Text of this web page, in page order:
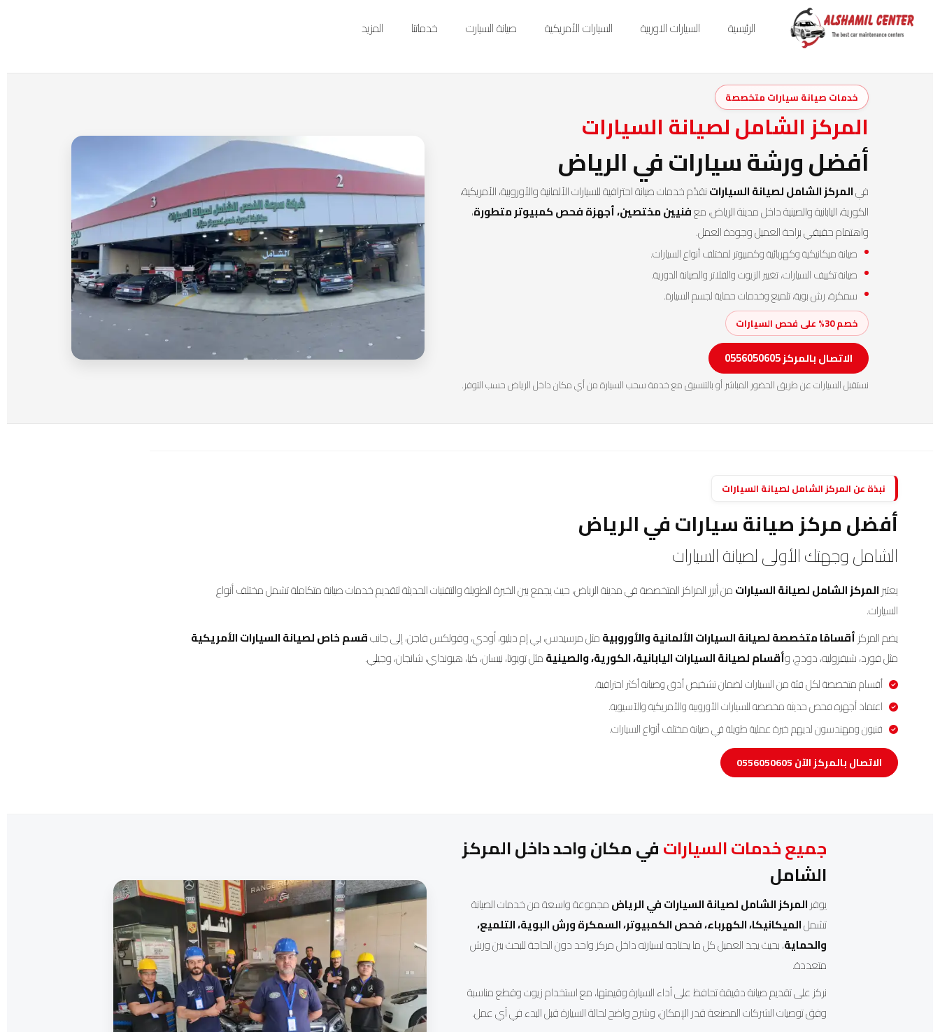
الرئيسية السيارات الاوربية السيارات الأمريكية صيانة السيارت خدماتنا المزيد
خدمات صيانة سيارات متخصصة
المركز الشامل لصيانة السيارات
أفضل ورشة سيارات في الرياض
فيالمركز الشامل لصيانة السياراتنقدّم خدمات صيانة احترافية للسيارات الألمانية والأوروبية، الأمريكية،
الكورية، اليابانية والصينية داخل مدينة الرياض، معفنيين مختصين، أجهزة فحص كمبيوتر متطورة،
واهتمام حقيقي براحة العميل وجودة العمل.
صيانة ميكانيكية وكهربائية وكمبيوتر لمختلف أنواع السيارات.
صيانة تكييف السيارات، تغيير الزيوت والفلاتر والصيانة الدورية.
سمكرة، رش بوية، تلميع وخدمات حماية لجسم السيارة.
خصم 30% على فحص السيارات
الاتصال بالمركز 0556050605
نستقبل السيارات عن طريق الحضور المباشر أو بالتنسيق مع خدمة سحب السيارة من أي مكان داخل الرياض حسب التوفر.
نبذة عن المركز الشامل لصيانة السيارات
أفضل مركز صيانة سيارات في الرياض
الشامل وجهتك الأولى لصيانة السيارات
يعتبرالمركز الشامل لصيانة السياراتمن أبرز المراكز المتخصصة في مدينة الرياض، حيث يجمع بين الخبرة الطويلة والتقنيات الحديثة لتقديم خدمات صيانة متكاملة تشمل مختلف أنواع
السيارات.
يضم المركزأقسامًا متخصصة لصيانة السيارات الألمانية والأوروبيةمثل مرسيدس، بي إم دبليو، أودي، وفولكس فاجن، إلى جانبقسم خاص لصيانة السيارات الأمريكية
مثل فورد، شيفروليه، دودج، وأقسام لصيانة السيارات اليابانية، الكورية، والصينيةمثل تويوتا، نيسان، كيا، هيونداي، شانجان، وجيلي.
أقسام متخصصة لكل فئة من السيارات لضمان تشخيص أدق وصيانة أكثر احترافية.
اعتماد أجهزة فحص حديثة مخصصة للسيارات الأوروبية والأمريكية والآسيوية.
فنيون ومهندسون لديهم خبرة عملية طويلة في صيانة مختلف أنواع السيارات.
الاتصال بالمركز الآن 0556050605
جميع خدمات السياراتفي مكان واحد داخل المركز
الشامل
يوفرالمركز الشامل لصيانة السيارات في الرياضمجموعة واسعة من خدمات الصيانة
تشملالميكانيكا، الكهرباء، فحص الكمبيوتر، السمكرة ورش البوية، التلميع،
والحماية، بحيث يجد العميل كل ما يحتاجه لسيارته داخل مركز واحد دون الحاجة للبحث بين ورش
متعددة.
نركز على تقديم صيانة دقيقة تحافظ على أداء السيارة وقيمتها، مع استخدام زيوت وقطع مناسبة
وفق توصيات الشركات المصنعة قدر الإمكان، وشرح واضح لحالة السيارة قبل البدء في أي عمل.